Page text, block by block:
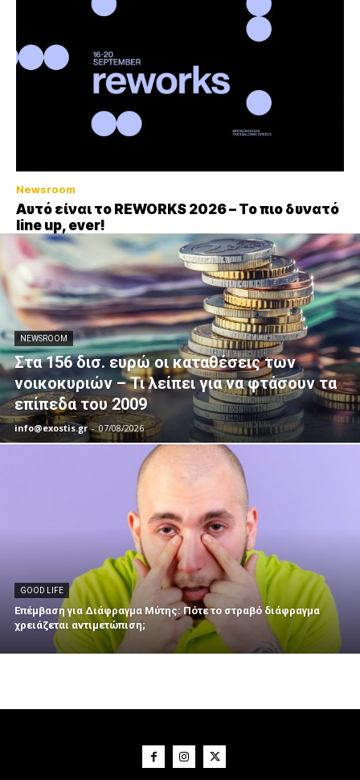
Newsroom
Αυτό είναι το REWORKS 2026 – Το πιο δυνατό
line up, ever!
NEWSROOM
Στα 156 δισ. ευρώ οι καταθέσεις των
νοικοκυριών – Τι λείπει για να φτάσουν τα
επίπεδα του 2009
info@exostis.gr - 07/08/2026
GOOD LIFE
Επέμβαση για Διάφραγμα Μύτης: Πότε το στραβό διάφραγμα
χρειάζεται αντιμετώπιση;